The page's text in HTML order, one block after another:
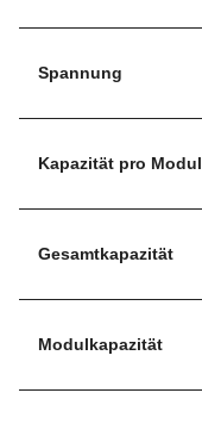
Spannung
Kapazität pro Modul
Gesamtkapazität
Modulkapazität